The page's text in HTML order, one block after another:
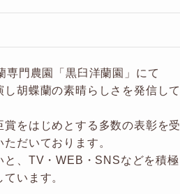
専門農園「黒臼洋蘭園」にて
胡蝶蘭の素晴らしさを発信して
をはじめとする多数の表彰を受
だいております。
と、TV・WEB・SNSなどを積極
います。